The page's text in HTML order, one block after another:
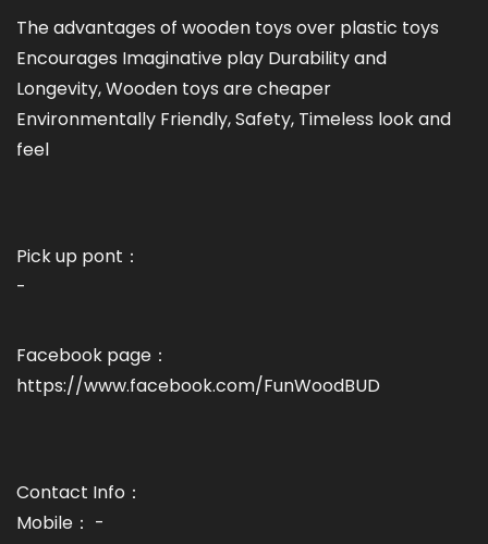
The advantages of wooden toys over plastic toys
Encourages Imaginative play Durability and
Longevity, Wooden toys are cheaper
Environmentally Friendly, Safety, Timeless look and
feel
Pick up pont：
-
Facebook page：
https://www.facebook.com/FunWoodBUD
Contact Info：
Mobile： -